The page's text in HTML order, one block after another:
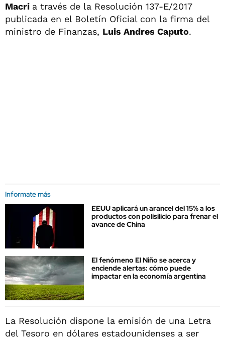
Macri a través de la Resolución 137-E/2017
publicada en el Boletín Oficial con la firma del
ministro de Finanzas, Luis Andres Caputo.
Informate más
EEUU aplicará un arancel del 15% a los
productos con polisilicio para frenar el
avance de China
El fenómeno El Niño se acerca y
enciende alertas: cómo puede
impactar en la economía argentina
La Resolución dispone la emisión de una Letra
del Tesoro en dólares estadounidenses a ser